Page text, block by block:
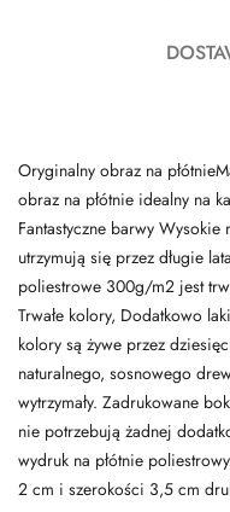
Oryginalny obraz na
obraz na płótnie idealny na
Fantastyczne barwy
utrzymują się przez długie
poliestrowe 300g/m2 jest
Trwałe kolory, Dodatkowo
kolory są żywe przez
naturalnego, sosnowego
wytrzymały. Zadrukowane
nie potrzebują żadnej
wydruk na płótnie
2 cm i szerokości 3,5 cm